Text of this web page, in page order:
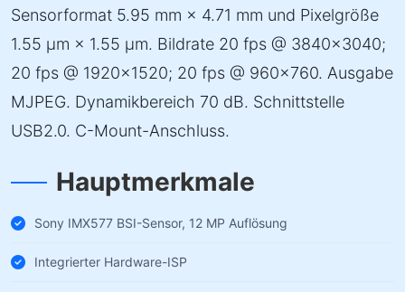
Sensorformat 5.95 mm × 4.71 mm und Pixelgröße
1.55 µm × 1.55 µm. Bildrate 20 fps @ 3840×3040;
20 fps @ 1920×1520; 20 fps @ 960×760. Ausgabe
MJPEG. Dynamikbereich 70 dB. Schnittstelle
USB2.0. C-Mount-Anschluss.
Hauptmerkmale
Sony IMX577 BSI-Sensor, 12 MP Auflösung
Integrierter Hardware-ISP